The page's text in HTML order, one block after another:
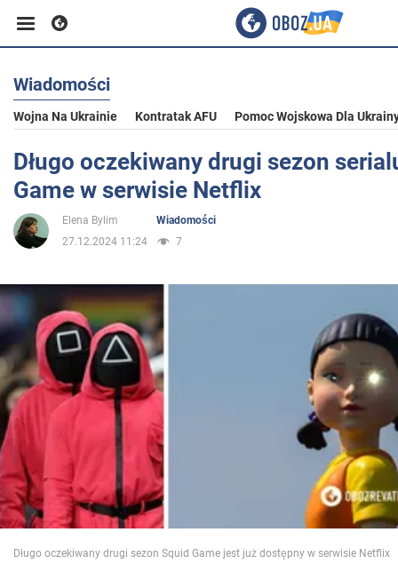
Biznes
Sport
Rozrywka
Polityka
Społeczeństwo
Wojna na Ukrainie
Świat
Jedzenie
Wiadomości
Wojna Na Ukrainie Kontratak AFU Pomoc Wojskowa Dla
Długo oczekiwany drugi sezon
Game w serwisie Netflix
Elena Bylim
Wiadomości
27.12.2024 11:24
7
Długo oczekiwany drugi sezon Squid Game jest już dostępny w serwisie Netflix